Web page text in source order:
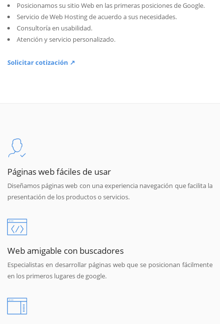
Posicionamos su sitio Web en las primeras posiciones de Google.
Servicio de Web Hosting de acuerdo a sus necesidades.
Consultoría en usabilidad.
Atención y servicio personalizado.
Solicitar cotización ↗
Páginas web fáciles de usar
Diseñamos páginas web con una experiencia navegación que facilita la
presentación de los productos o servicios.
Web amigable con buscadores
Especialistas en desarrollar páginas web que se posicionan fácilmente
en los primeros lugares de google.